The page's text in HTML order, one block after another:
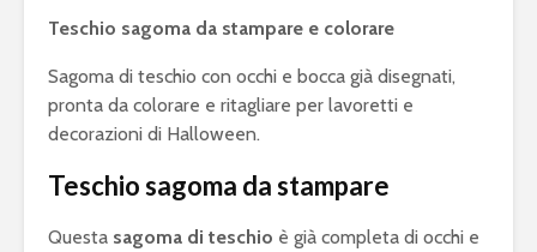
Teschio sagoma da stampare e colorare
Sagoma di teschio con occhi e bocca già disegnati,
pronta da colorare e ritagliare per lavoretti e
decorazioni di Halloween.
Teschio sagoma da stampare
Questa sagoma di teschio è già completa di occhi e